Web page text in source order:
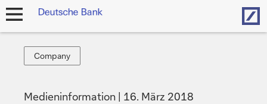
Navigation
Company
Company
Medieninformation 16. März 2018